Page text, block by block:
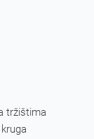
tržištima